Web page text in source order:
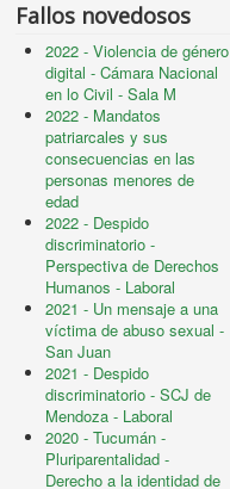
Fallos novedosos
2022 - Violencia de género
digital - Cámara Nacional
en lo Civil - Sala M
2022 - Mandatos
patriarcales y sus
consecuencias en las
personas menores de
edad
2022 - Despido
discriminatorio -
Perspectiva de Derechos
Humanos - Laboral
2021 - Un mensaje a una
víctima de abuso sexual -
San Juan
2021 - Despido
discriminatorio - SCJ de
Mendoza - Laboral
2020 - Tucumán -
Pluriparentalidad -
Derecho a la identidad de